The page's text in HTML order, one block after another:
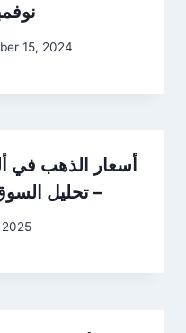
نوفمبر
15, 2024
– تحليل